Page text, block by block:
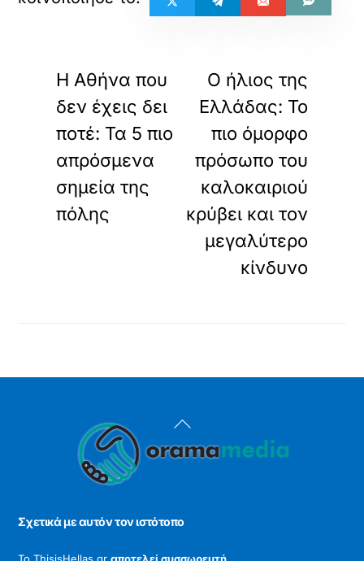
Η Αθήνα που
δεν έχεις δει
ποτέ: Τα 5 πιο
απρόσμενα
σημεία της
πόλης
Ο ήλιος της
Ελλάδας: Το
πιο όμορφο
πρόσωπο του
καλοκαιριού
κρύβει και τον
μεγαλύτερο
κίνδυνο
Back
To
Σχετικά με αυτόν τον ιστότοπο